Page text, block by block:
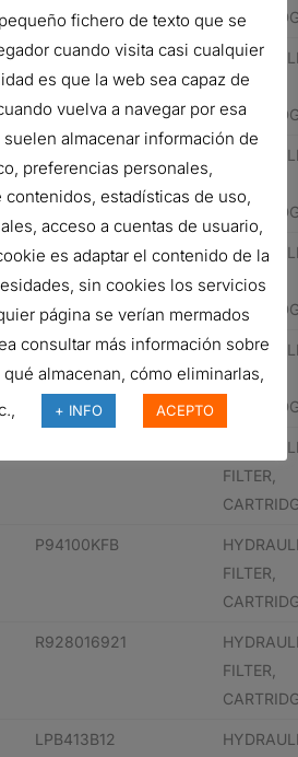
169400TH10SLS000P
FILTER,
BE94001312A
FILTER,
MP5388
FILTER,
FILTER,
P94100KFB
FILTER,
R928016921
FILTER,
LPB413B12
fichero de texto que se
cuando visita casi cualquier
es que la web sea capaz de
vuelva a navegar por esa
almacenar información de
preferencias personales,
estadísticas de uso,
acceso a cuentas de usuario,
es adaptar el contenido de la
sin cookies los servicios
página se verían mermados
consultar más información sobre
almacenan, cómo eliminarlas,
+ INFO ACEPTO